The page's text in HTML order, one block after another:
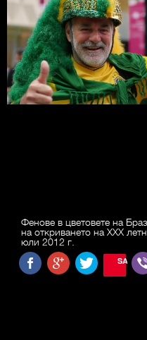
Фенове в цветовете на
на откриването на XXX
юли 2012 г.
SAVE